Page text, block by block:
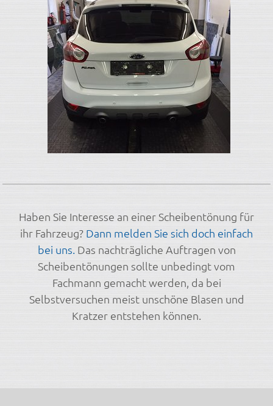
Haben Sie Interesse an einer Scheibentönung für
ihr Fahrzeug? Dann melden Sie sich doch einfach
bei uns. Das nachträgliche Auftragen von
Scheibentönungen sollte unbedingt vom
Fachmann gemacht werden, da bei
Selbstversuchen meist unschöne Blasen und
Kratzer entstehen können.